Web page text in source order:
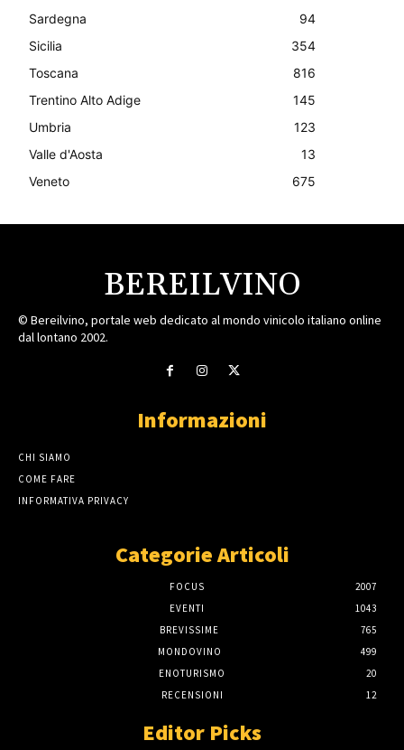
Sardegna
94
Sicilia
354
Toscana
816
Trentino Alto Adige
145
Umbria
123
Valle d'Aosta
13
Veneto
675
BEREILVINO
© Bereilvino, portale web dedicato al mondo vinicolo italiano online
dal lontano 2002.
Informazioni
CHI SIAMO
COME FARE
INFORMATIVA PRIVACY
Categorie Articoli
FOCUS
2007
EVENTI
1043
BREVISSIME
765
MONDOVINO
499
ENOTURISMO
20
RECENSIONI
12
Editor Picks